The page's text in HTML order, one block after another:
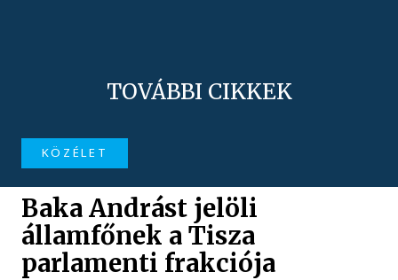
TOVÁBBI CIKKEK
KÖZÉLET
Baka Andrást jelöli
államfőnek a Tisza
parlamenti frakciója